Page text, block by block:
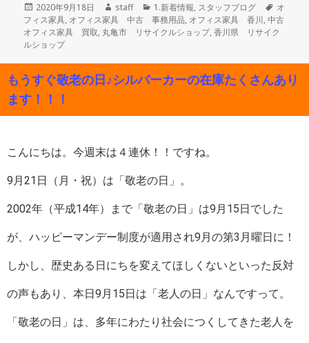
投
稿
日:
2020年9月18日
作
成
者
staff
カ
テ
ゴ
1.新着情報, スタッフブログ
タ
グ
オ
フィス家具, オフィス家具 中古 事務用品, オフィス家具 香川,中古
オフィス家具 買取, 丸亀市 リサイクルショップ,香川県 リサイク
ルショップ
もうすぐ敬老の日♪シルバーカーの在庫たくさんあり
ます！！！
こんにちは。今週末は４連休！！ですね。
9月21日（月・祝）は「敬老の日」。
2002年（平成14年）まで「敬老の日」は9月15日でした
が、ハッピーマンデー制度が適用され9月の第3月曜日に！
しかし、歴史ある日にちを変えてほしくないといった反対
の声もあり、本日9月15日は「老人の日」なんですって。
「敬老の日」は、多年にわたり社会につくしてきた老人を